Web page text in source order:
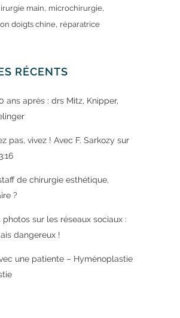
main, microchirurgie,
doigts chine, réparatrice
RÉCENTS
ans après : drs Mitz, Knipper,
pas, vivez ! Avec F. Sarkozy sur
de chirurgie esthétique,
?
photos sur les réseaux sociaux :
dangereux !
une patiente – Hyménoplastie